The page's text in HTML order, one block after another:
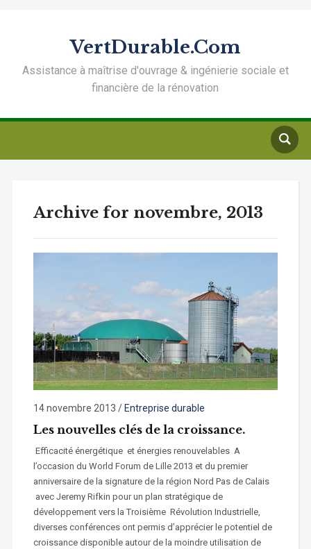
VertDurable.Com
Assistance à maîtrise d'ouvrage & ingénierie sociale et
financière de la rénovation
Archive for novembre, 2013
14 novembre 2013 / Entreprise durable
Les nouvelles clés de la croissance.
Efficacité énergétique et énergies renouvelables A
l’occasion du World Forum de Lille 2013 et du premier
anniversaire de la signature de la région Nord Pas de Calais
avec Jeremy Rifkin pour un plan stratégique de
développement vers la Troisième Révolution Industrielle,
diverses conférences ont permis d’apprécier le potentiel de
croissance disponible autour de la moindre utilisation de